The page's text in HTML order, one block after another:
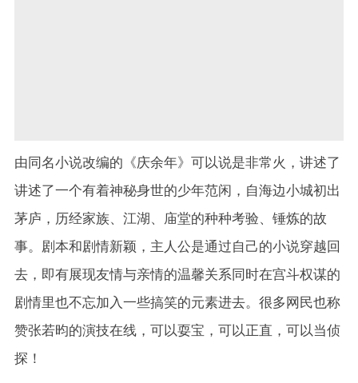
由同名小说改编的《庆余年》可以说是非常火，讲述了
讲述了一个有着神秘身世的少年范闲，自海边小城初出
茅庐，历经家族、江湖、庙堂的种种考验、锤炼的故
事。剧本和剧情新颖，主人公是通过自己的小说穿越回
去，即有展现友情与亲情的温馨关系同时在宫斗权谋的
剧情里也不忘加入一些搞笑的元素进去。很多网民也称
赞张若昀的演技在线，可以耍宝，可以正直，可以当侦
探！